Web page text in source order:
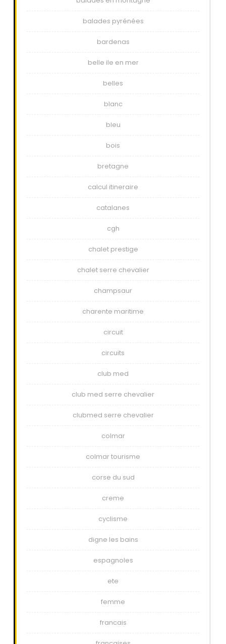
balades pyrénées
bardenas
belle ile en mer
belles
blanc
bleu
bois
bretagne
calcul itineraire
catalanes
cgh
chalet prestige
chalet serre chevalier
champsaur
charente maritime
circuit
circuits
club med
club med serre chevalier
clubmed serre chevalier
colmar
colmar tourisme
corse du sud
creme
cyclisme
digne les bains
espagnoles
ete
femme
francais